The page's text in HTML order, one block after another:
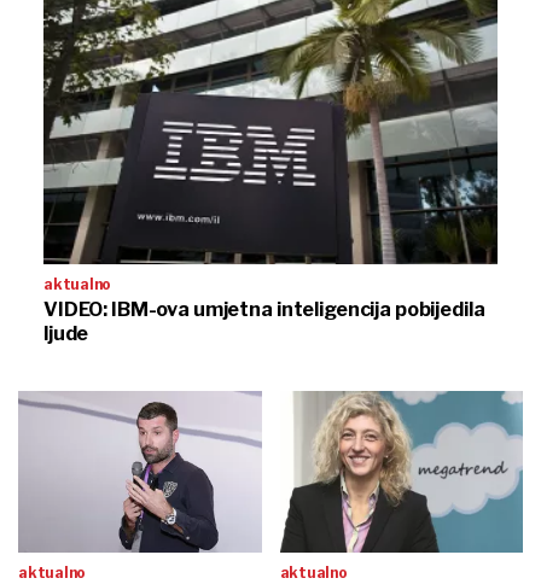
aktualno
VIDEO: IBM-ova umjetna inteligencija pobijedila
ljude
aktualno aktualno